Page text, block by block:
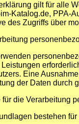
gilt für alle
Katalog.de, PPA-
des Zugriffs über
Eine
der Daten durch
die Verarbeitung
bestehen